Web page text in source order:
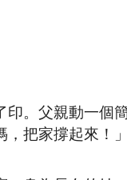
印。父親動一個
把家撐起來！」